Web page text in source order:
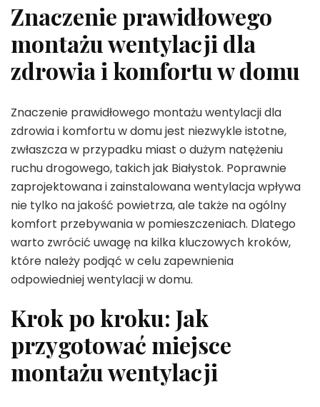
Znaczenie prawidłowego
montażu wentylacji dla
zdrowia i komfortu w domu
Znaczenie prawidłowego montażu wentylacji dla
zdrowia i komfortu w domu jest niezwykle istotne,
zwłaszcza w przypadku miast o dużym natężeniu
ruchu drogowego, takich jak Białystok. Poprawnie
zaprojektowana i zainstalowana wentylacja wpływa
nie tylko na jakość powietrza, ale także na ogólny
komfort przebywania w pomieszczeniach. Dlatego
warto zwrócić uwagę na kilka kluczowych kroków,
które należy podjąć w celu zapewnienia
odpowiedniej wentylacji w domu.
Krok po kroku: Jak
przygotować miejsce
montażu wentylacji